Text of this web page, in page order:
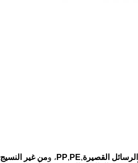
الرسائل القصيرة,
PP, PE ، ومن غير النسيج